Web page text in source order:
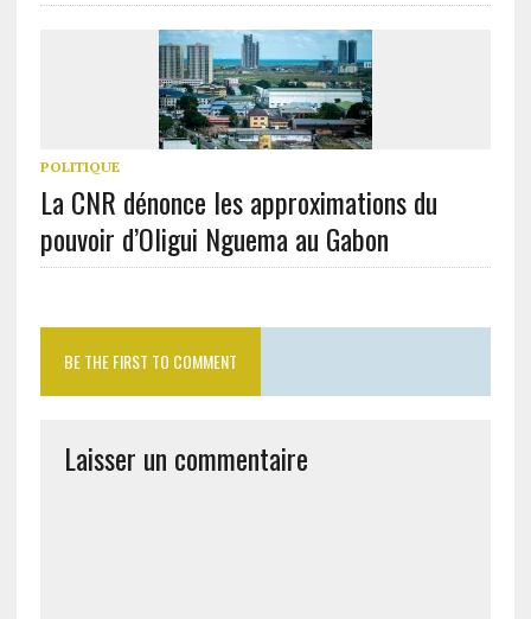
POLITIQUE
La CNR dénonce les approximations du
pouvoir d’Oligui Nguema au Gabon
BE THE FIRST TO COMMENT
Laisser un commentaire